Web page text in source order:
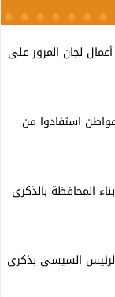
لجان المرور على
الدقهلية: 1596 مواطن استفادوا من
المحافظة بالذكرى
السيسى بذكرى